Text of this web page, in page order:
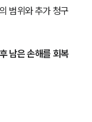
범위와 추가 청구
남은 손해를 회복